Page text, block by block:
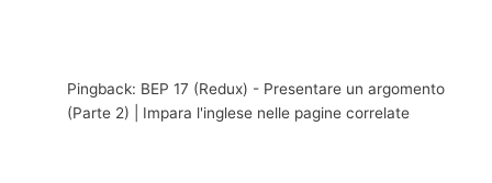
Pingback: BEP 17 (Redux) - Presentare un argomento
(Parte 2) | Impara l'inglese nelle pagine correlate